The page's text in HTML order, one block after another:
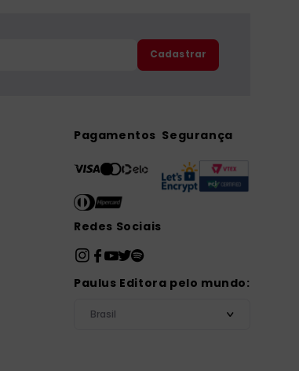
Cadastrar
Pagamentos Segurança
Redes Sociais
Paulus Editora pelo mundo:
Brasil